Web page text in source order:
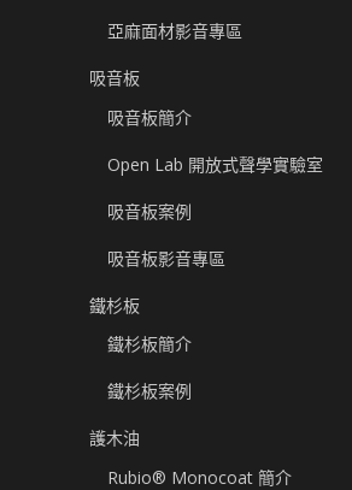
亞麻面材影音專區
吸音板
吸音板簡介
Open Lab 開放式聲學實驗室
吸音板案例
吸音板影音專區
鐵杉板
鐵杉板簡介
鐵杉板案例
護木油
Rubio® Monocoat 簡介